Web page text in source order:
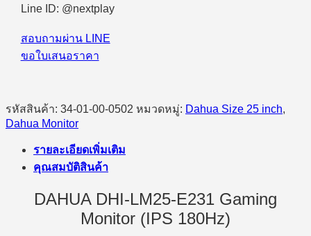
180Hz)
Line ID: @nextplay
สอบถามผ่าน LINE
ขอใบเสนอราคา
รหัสสินค้า: 34-01-00-0502 หมวดหมู่: Dahua Size 25 inch,
Dahua Monitor
รายละเอียดเพิ่มเติม
คุณสมบัติสินค้า
DAHUA DHI-LM25-E231 Gaming
Monitor (IPS 180Hz)